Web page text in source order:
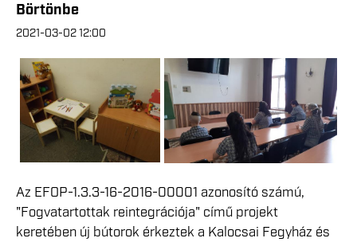
Börtönbe
2021-03-02 12:00
Az EFOP-1.3.3-16-2016-00001 azonosító számú,
"Fogvatartottak reintegrációja" című projekt
keretében új bútorok érkeztek a Kalocsai Fegyház és